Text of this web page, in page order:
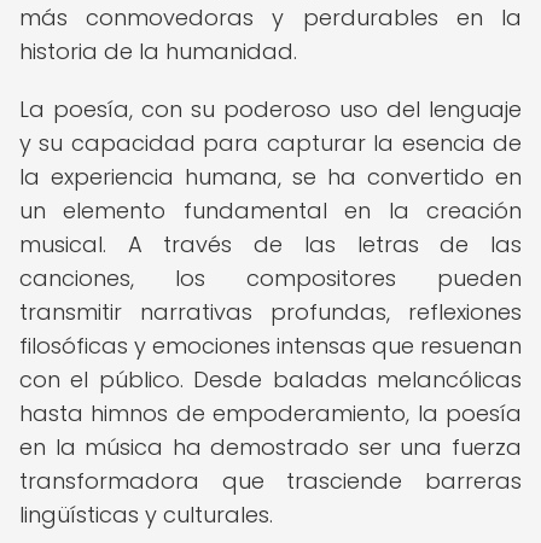
más conmovedoras y perdurables en la
historia de la humanidad.
La poesía, con su poderoso uso del lenguaje
y su capacidad para capturar la esencia de
la experiencia humana, se ha convertido en
un elemento fundamental en la creación
musical. A través de las letras de las
canciones, los compositores pueden
transmitir narrativas profundas, reflexiones
filosóficas y emociones intensas que resuenan
con el público. Desde baladas melancólicas
hasta himnos de empoderamiento, la poesía
en la música ha demostrado ser una fuerza
transformadora que trasciende barreras
lingüísticas y culturales.